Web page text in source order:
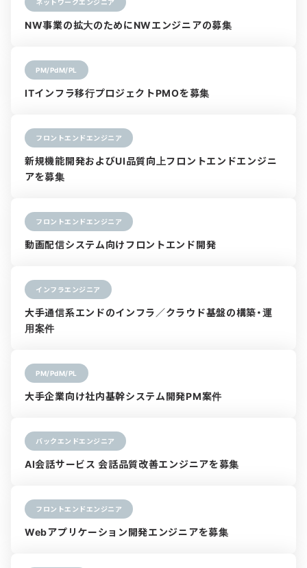
NW事業の拡大のためにNWエンジニアの募集
PM/PdM/PL
ITインフラ移行プロジェクトPMOを募集
フロントエンドエンジニア
新規機能開発およびUI品質向上フロントエンドエンジニ
アを募集
フロントエンドエンジニア
動画配信システム向けフロントエンド開発
インフラエンジニア
大手通信系エンドのインフラ／クラウド基盤の構築・運
用案件
PM/PdM/PL
大手企業向け社内基幹システム開発PM案件
バックエンドエンジニア
AI会話サービス 会話品質改善エンジニアを募集
フロントエンドエンジニア
Webアプリケーション開発エンジニアを募集